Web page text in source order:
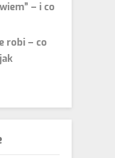
– i co
robi – co